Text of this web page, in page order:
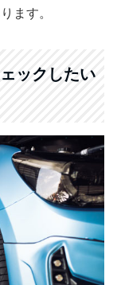
ます。
ックしたい